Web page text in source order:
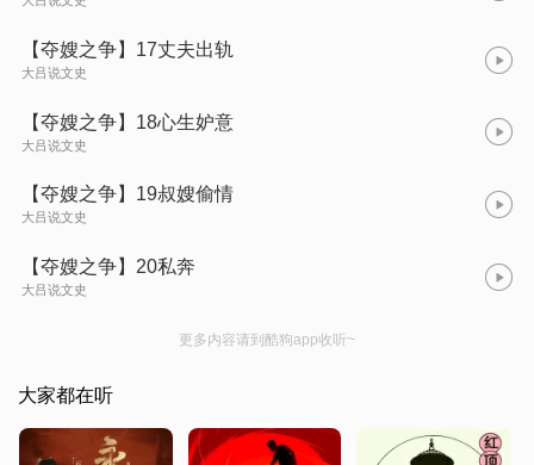
【夺嫂之争】17丈夫出轨
大吕说文史
【夺嫂之争】18心生妒意
大吕说文史
【夺嫂之争】19叔嫂偷情
大吕说文史
【夺嫂之争】20私奔
大吕说文史
更多内容请到酷狗app收听~
大家都在听